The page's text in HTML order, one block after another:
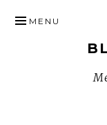
TO
MENU